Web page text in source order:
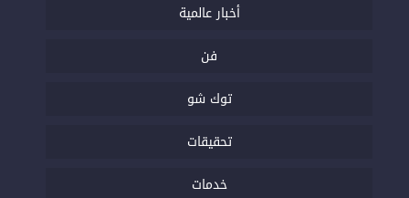
أخبار عالمية
فن
توك شو
تحقيقات
خدمات